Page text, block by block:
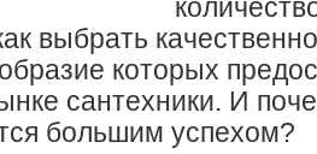
выбрать
которых
сантехники. И
большим успехом?